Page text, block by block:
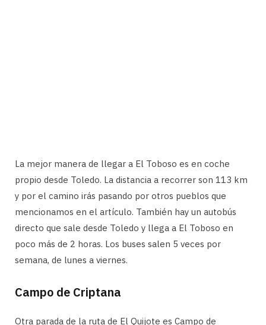
La mejor manera de llegar a El Toboso es en coche
propio desde Toledo. La distancia a recorrer son 113 km
y por el camino irás pasando por otros pueblos que
mencionamos en el artículo. También hay un autobús
directo que sale desde Toledo y llega a El Toboso en
poco más de 2 horas. Los buses salen 5 veces por
semana, de lunes a viernes.
Campo de Criptana
Otra parada de la ruta de El Quijote es Campo de